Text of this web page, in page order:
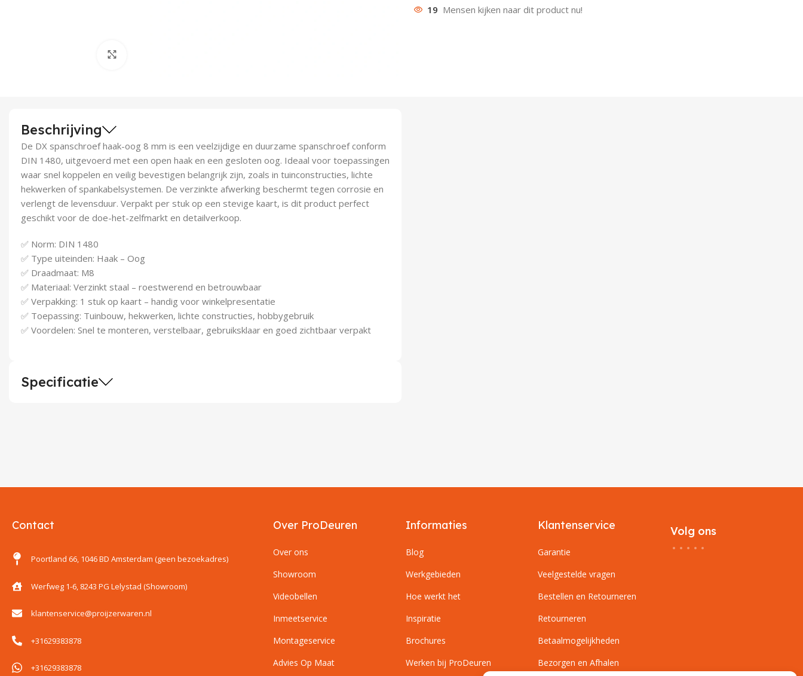
19 Mensen kijken naar dit product nu!
Beschrijving
De DX spanschroef haak-oog 8 mm is een veelzijdige en duurzame spanschroef conform
DIN 1480, uitgevoerd met een open haak en een gesloten oog. Ideaal voor toepassingen
waar snel koppelen en veilig bevestigen belangrijk zijn, zoals in tuinconstructies, lichte
hekwerken of spankabelsystemen. De verzinkte afwerking beschermt tegen corrosie en
verlengt de levensduur. Verpakt per stuk op een stevige kaart, is dit product perfect
geschikt voor de doe-het-zelfmarkt en detailverkoop.
✅ Norm: DIN 1480
✅ Type uiteinden: Haak – Oog
✅ Draadmaat: M8
✅ Materiaal: Verzinkt staal – roestwerend en betrouwbaar
✅ Verpakking: 1 stuk op kaart – handig voor winkelpresentatie
✅ Toepassing: Tuinbouw, hekwerken, lichte constructies, hobbygebruik
✅ Voordelen: Snel te monteren, verstelbaar, gebruiksklaar en goed zichtbaar verpakt
Specificatie
Contact
Poortland 66, 1046 BD Amsterdam (geen bezoekadres)
Werfweg 1-6, 8243 PG Lelystad (Showroom)
klantenservice@proijzerwaren.nl
+31629383878
+31629383878
Over ProDeuren
Over ons
Showroom
Videobellen
Inmeetservice
Montageservice
Advies Op Maat
Informaties
Blog
Werkgebieden
Hoe werkt het
Inspiratie
Brochures
Werken bij ProDeuren
Klantenservice
Garantie
Veelgestelde vragen
Bestellen en Retourneren
Retourneren
Betaalmogelijkheden
Bezorgen en Afhalen
Volg ons